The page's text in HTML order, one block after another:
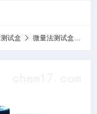
测试盒 微量法测试盒